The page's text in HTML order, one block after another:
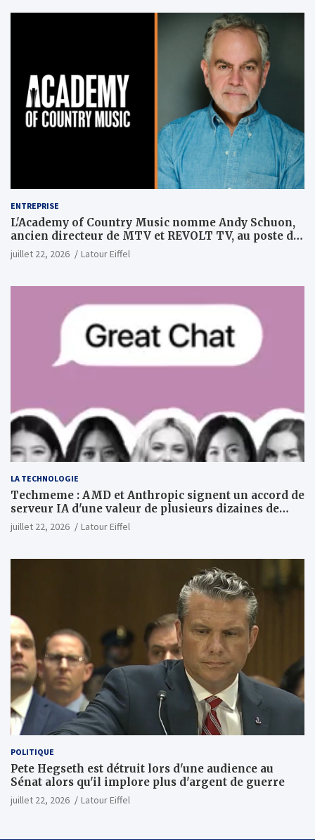
ENTREPRISE
L'Academy of Country Music nomme Andy Schuon,
ancien directeur de MTV et REVOLT TV, au poste de
PDG
juillet 22, 2026 Latour Eiffel
LA TECHNOLOGIE
Techmeme : AMD et Anthropic signent un accord de
serveur IA d'une valeur de plusieurs dizaines de
milliards ; Anthropic achètera jusqu'à 2 GW de puces
MI450 à partir du premier semestre 2027 et AMD
(Wall Street Journal)
juillet 22, 2026 Latour Eiffel
POLITIQUE
Pete Hegseth est détruit lors d'une audience au
Sénat alors qu'il implore plus d'argent de guerre
juillet 22, 2026 Latour Eiffel